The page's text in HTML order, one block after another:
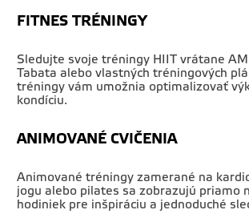
FITNES TRÉNINGY
Sledujte svoje tréningy HIIT vrátane
Tabata alebo vlastných tréningových
tréningy vám umožnia optimalizovať
kondíciu.
ANIMOVANÉ CVIČENIA
Animované tréningy zamerané na
jogu alebo pilates sa zobrazujú priamo
hodiniek pre inšpiráciu a jednoduché